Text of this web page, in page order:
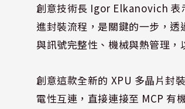
創意技術長 Igor Elkanovich 表
進封裝流程，是關鍵的一步，
與訊號完整性、機械與熱管理，
創意這款全新的 XPU 多晶片
電性互連，直接連接至 MCP 有